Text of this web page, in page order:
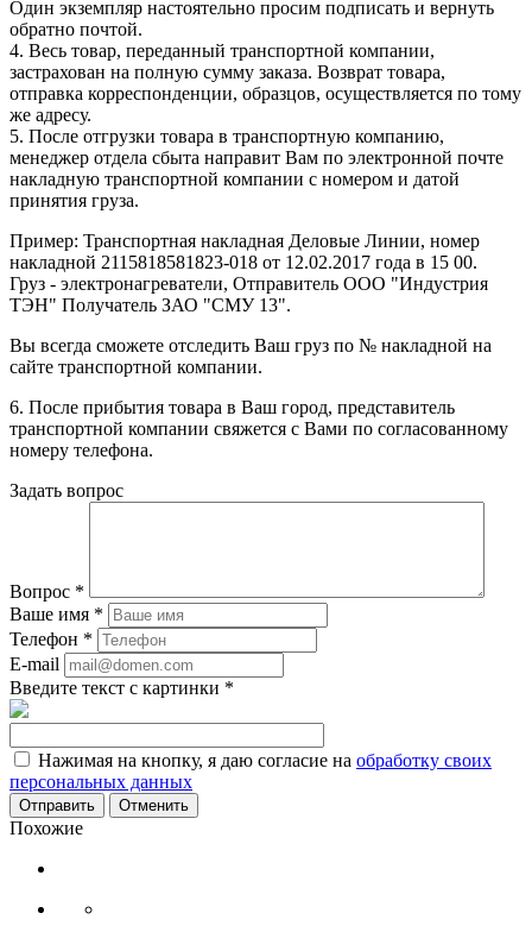
Один экземпляр настоятельно просим подписать и вернуть
обратно почтой.
4. Весь товар, переданный транспортной компании,
застрахован на полную сумму заказа. Возврат товара,
отправка корреспонденции, образцов, осуществляется по тому
же адресу.
5. После отгрузки товара в транспортную компанию,
менеджер отдела сбыта направит Вам по электронной почте
накладную транспортной компании с номером и датой
принятия груза.
Пример: Транспортная накладная Деловые Линии, номер
накладной 2115818581823-018 от 12.02.2017 года в 15 00.
Груз - электронагреватели, Отправитель ООО "Индустрия
ТЭН" Получатель ЗАО "СМУ 13".
Вы всегда сможете отследить Ваш груз по № накладной на
сайте транспортной компании.
6. После прибытия товара в Ваш город, представитель
транспортной компании свяжется с Вами по согласованному
номеру телефона.
Задать вопрос
Вопрос *
Ваше имя *
Телефон *
E-mail
Введите текст с картинки *
Нажимая на кнопку, я даю согласие на обработку своих
персональных данных
Отменить
Похожие